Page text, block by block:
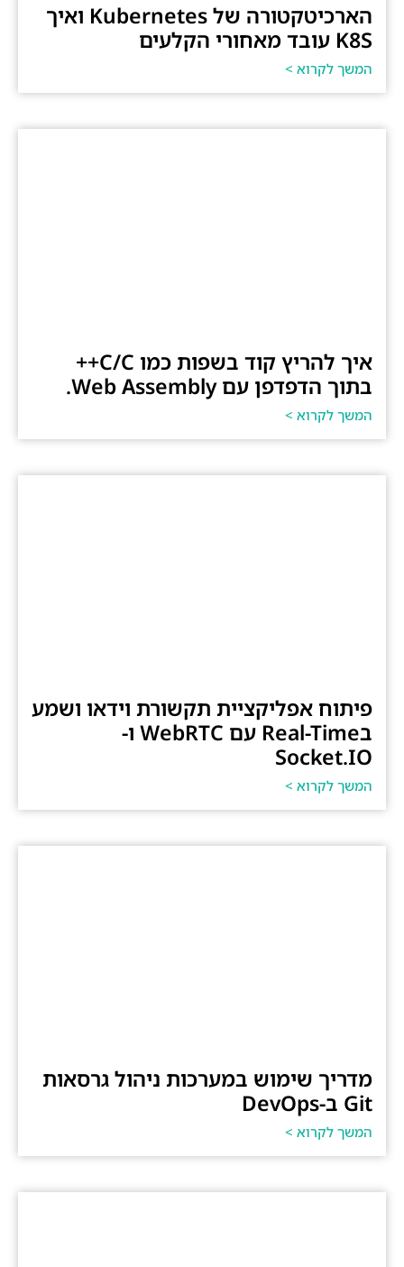
הארכיטקטורה של Kubernetes ואיך
K8S עובד מאחורי הקלעים
המשך לקרוא >
איך להריץ קוד בשפות כמו C/C++
בתוך הדפדפן עם Web Assembly.
המשך לקרוא >
פיתוח אפליקציית תקשורת וידאו ושמע
בReal-Time עם WebRTC ו-
Socket.IO
המשך לקרוא >
מדריך שימוש במערכות ניהול גרסאות
Git ב-DevOps
המשך לקרוא >